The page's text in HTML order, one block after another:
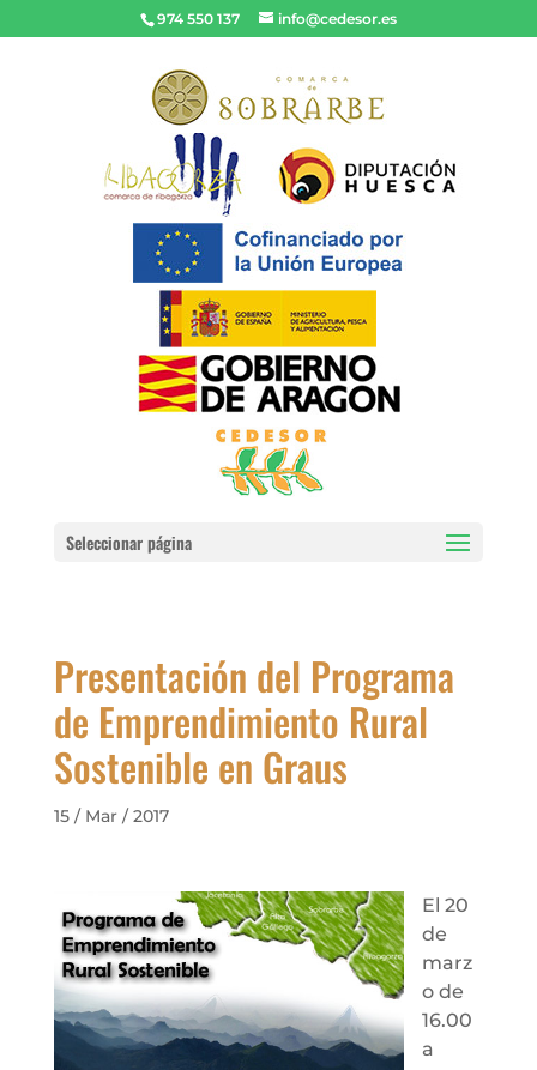
974 550 137 info@cedesor.es
Seleccionar página
Presentación del Programa
de Emprendimiento Rural
Sostenible en Graus
15 / Mar / 2017
El 20
de
marz
o de
16.00
a